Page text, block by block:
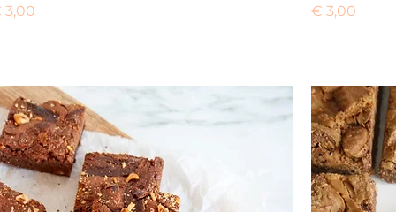
3,00
Prijs
€ 3,00